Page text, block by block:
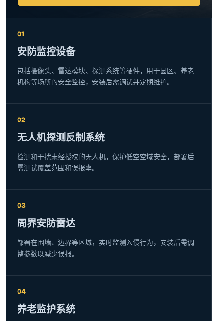
01
安防监控设备
包括摄像头、雷达模块、探测系统等硬件，用于园区、养老
机构等场所的安全监控，安装后需调试并定期维护。
02
无人机探测反制系统
检测和干扰未经授权的无人机，保护低空空域安全，部署后
需测试覆盖范围和误报率。
03
周界安防雷达
部署在围墙、边界等区域，实时监测入侵行为，安装后需调
整参数以减少误报。
04
养老监护系统